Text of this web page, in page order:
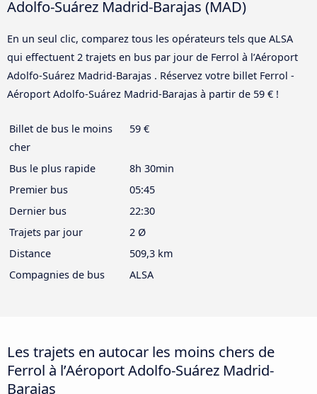
Adolfo-Suárez Madrid-Barajas (MAD)
En un seul clic, comparez tous les opérateurs tels que ALSA
qui effectuent 2 trajets en bus par jour de Ferrol à l’Aéroport
Adolfo-Suárez Madrid-Barajas . Réservez votre billet Ferrol -
Aéroport Adolfo-Suárez Madrid-Barajas à partir de 59 € !
Billet de bus le moins
cher
59 €
Bus le plus rapide
8h 30min
Premier bus
05:45
Dernier bus
22:30
Trajets par jour
2 Ø
Distance
509,3 km
Compagnies de bus
ALSA
Les trajets en autocar les moins chers de
Ferrol à l’Aéroport Adolfo-Suárez Madrid-
Barajas